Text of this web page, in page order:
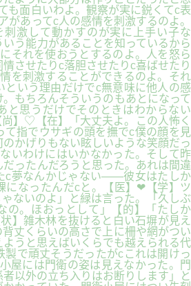
も面白いわよ。観察が実に鋭くてc表
があってc人の感情を刺激するのよ。
刺激して動かすのが実に上手い子な
う能力があることを知っているから
それを使おうとするのよ。人を怒ら
させたりc落胆させたりc喜ばせたり
を刺激することができるのよ。それ
という理由だけでc無意味に他人の感
もちろんそういうのもあとになって
と思うだけでそのときはわからない
】♡【在】「大丈夫よ。この人怖く
て指でウサギの頭を撫でc僕の顔を見
かげりもない眩しいような笑顔だっ
いわけにはいかなかった。そして昨
ったんだろうと思った。あれは間違
c夢なんかじゃない――彼女はたしか
になったんだcと。【医】❤【学】ツ
ないのよ」と緑は言った。「久しぶ
の。ほおっとして」【的】「たしか
】雑木林を抜けると白い石塀が見え
丈くらいの高さで上に柵や網がつい
うと思えばいくらでも越えられる代
製で頑丈そうだったがcこれは開けっ
屋には門衛の姿は見えなかった。門
以外の立ち入りはお断りします」と